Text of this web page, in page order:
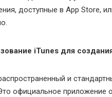
доступные в App Store,
iTunes для
и
официальное приложение